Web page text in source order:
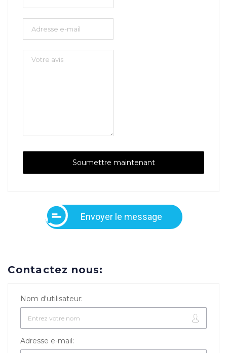
Envoyer le message
Contactez nous:
Nom d'utilisateur:
Adresse e-mail: